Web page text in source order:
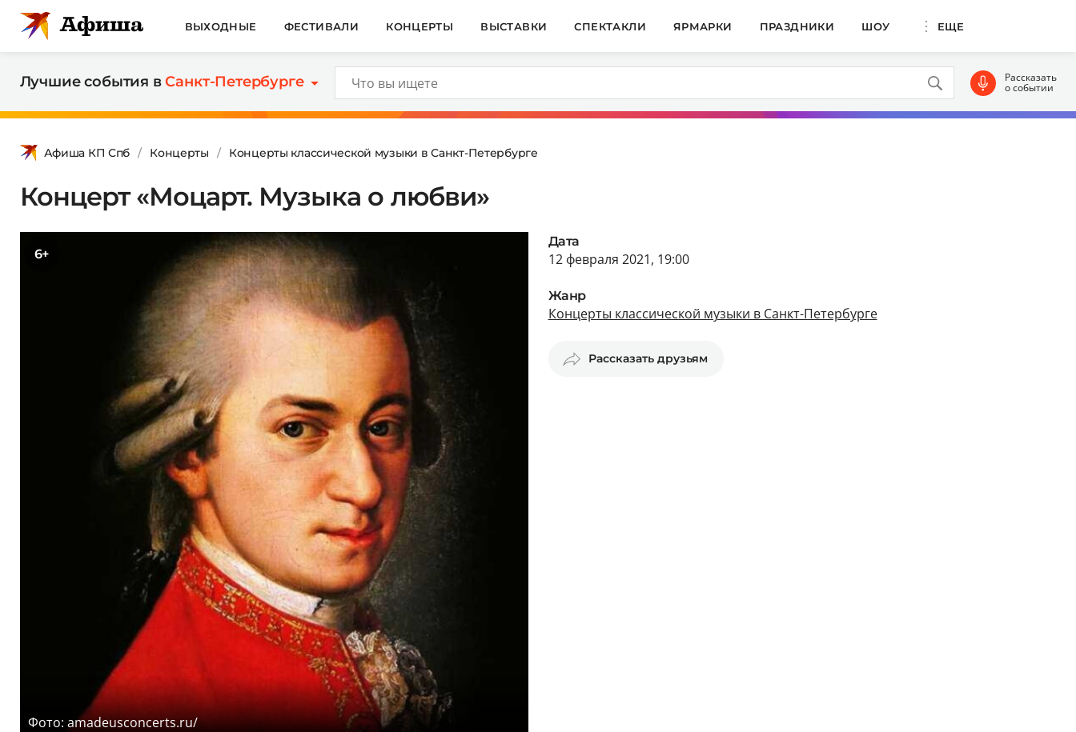
ВЫХОДНЫЕ ФЕСТИВАЛИ КОНЦЕРТЫ ВЫСТАВКИ СПЕКТАКЛИ ЯРМАРКИ ПРАЗДНИКИ ШОУ ЕЩЕ
Лучшие события вСанкт-Петербурге Рассказать
о событии
Афиша КП Спб Концерты Концерты классической музыки в Санкт-Петербурге
Концерт «Моцарт. Музыка о любви»
6+
Фото: amadeusconcerts.ru/
Дата
12 февраля 2021, 19:00
Жанр
Концерты классической музыки в Санкт-Петербурге
Рассказать друзьям